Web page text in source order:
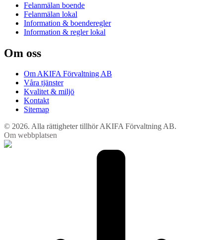
Felanmälan boende
Felanmälan lokal
Information & boenderegler
Information & regler lokal
Om oss
Om AKIFA Förvaltning AB
Våra tjänster
Kvalitet & miljö
Kontakt
Sitemap
© 2026. Alla rättigheter tillhör AKIFA Förvaltning AB.
Om webbplatsen